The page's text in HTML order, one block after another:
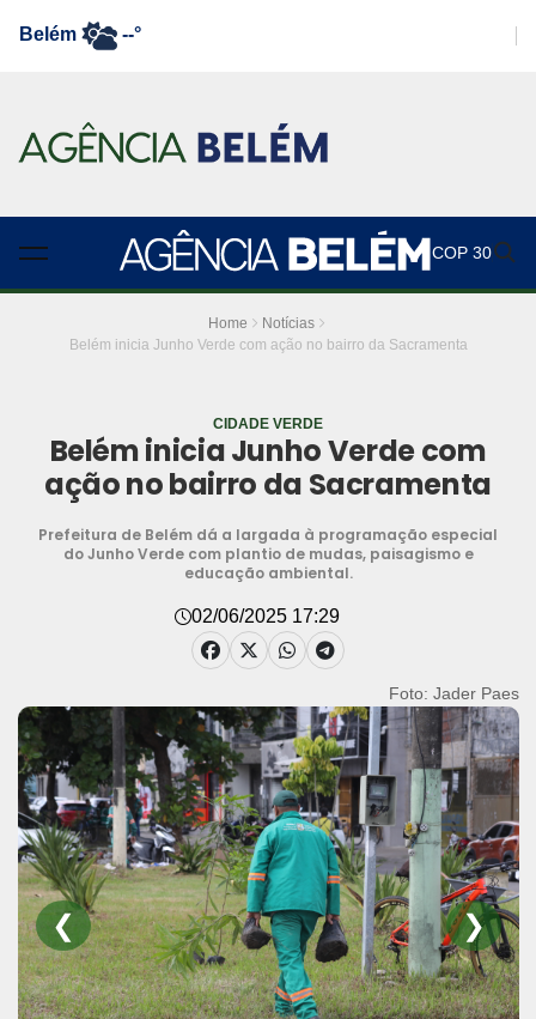
Belém --°
COP 30
Home
Notícias
Belém inicia Junho Verde com ação no bairro da Sacramenta
CIDADE VERDE
Belém inicia Junho Verde com
ação no bairro da Sacramenta
Prefeitura de Belém dá a largada à programação especial
do Junho Verde com plantio de mudas, paisagismo e
educação ambiental.
02/06/2025 17:29
Foto: Jader Paes
❮ ❯